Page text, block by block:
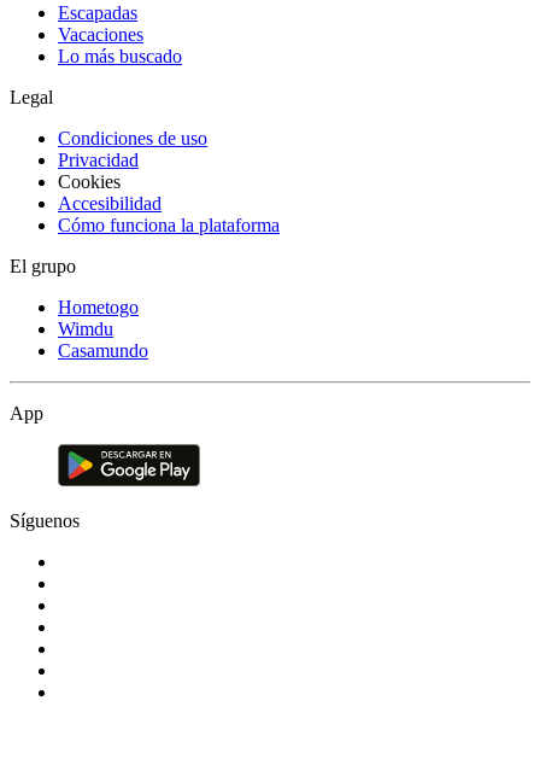
Escapadas
Vacaciones
Lo más buscado
Legal
Condiciones de uso
Privacidad
Cookies
Accesibilidad
Cómo funciona la plataforma
El grupo
Hometogo
Wimdu
Casamundo
App
Síguenos